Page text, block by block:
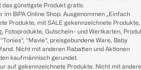
das günstigste Produkt gratis.
im BIPA Online Shop. Ausgenommen „Einfach
Produkte, mit SALE gekennzeichnete Produkte,
Fotoprodukte, Gutschein- und Wertkarten,
“Mavie“, preisgebundene Ware, Baby
Nicht mit anderen Rabatten und Aktionen
kaufmännisch gerundet.
auf gekennzeichnete Produkte. Nicht mit